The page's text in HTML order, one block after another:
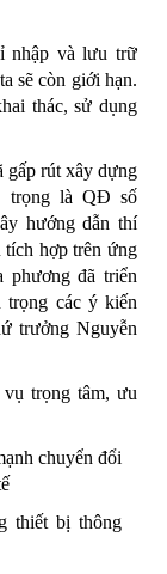
nhập và lưu trữ
sẽ còn giới hạn.
thác, sử dụng
gấp rút xây dựng
trọng là QĐ số
hướng dẫn thí
tích hợp trên ứng
phương đã triển
trọng các ý kiến
trưởng Nguyễn
trọng tâm, ưu
chuyển đổi
thiết bị thông